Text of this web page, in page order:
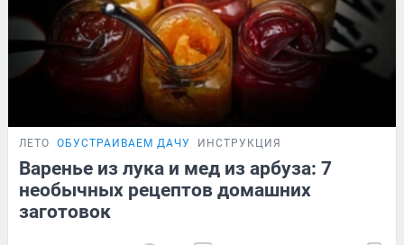
ЛЕТО ОБУСТРАИВАЕМ ДАЧУ ИНСТРУКЦИЯ
Варенье из лука и мед из арбуза: 7
необычных рецептов домашних
заготовок